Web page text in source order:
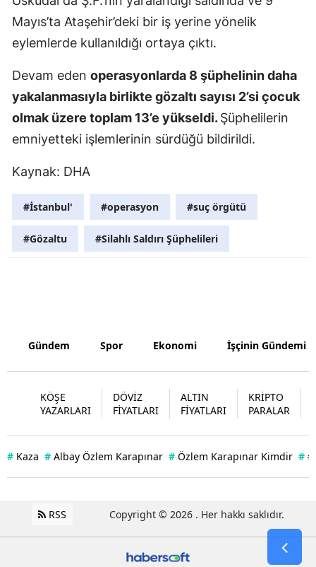
Muğla
Muş
Tekirdağ
Tokat
Tunceli
Uşak
Van
Mayıs’ta Ataşehir’deki bir iş yerine yönelik
eylemlerde kullanıldığı ortaya çıktı.
Devam eden operasyonlarda 8 şüphelinin daha
yakalanmasıyla birlikte gözaltı sayısı 2’si çocuk
olmak üzere toplam 13’e yükseldi.Şüphelilerin
emniyetteki işlemlerinin sürdüğü bildirildi.
Kaynak: DHA
#İstanbul' #operasyon #suç örgütü
#Gözaltu #Silahlı Saldırı Şüphelileri
Gündem Spor Ekonomi İşçinin Gündemi
KÖŞE
YAZARLARI
DÖVİZ
FİYATLARI
ALTIN
FİYATLARI
KRİPTO
PARALAR
# Kaza # Albay Özlem Karapınar # Özlem Karapınar Kimdir #
RSS Copyright © 2026 . Her hakkı saklıdır.